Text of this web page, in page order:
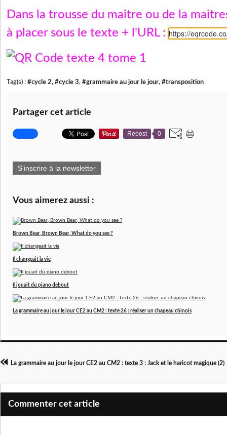
Dans la trousse du maitre ou de la
à placer sous le texte + l'URL :https://
Tag(s) : #cycle 2, #cycle 3, #grammaire au jour le jour, #transposition
Partager cet article
Repost 0
S'inscrire à la newsletter
Vous aimerez aussi :
Brown Bear, Brown Bear, What do you see ?
Il changeait la vie
Il jouait du piano debout
La grammaire au jour le jour CE2 au CM2 : texte 26 : réaliser un chapeau chinois
La grammaire au jour le jour CE2 au CM2 : texte 3 : Jack et le haricot magique (2)
Commenter cet article